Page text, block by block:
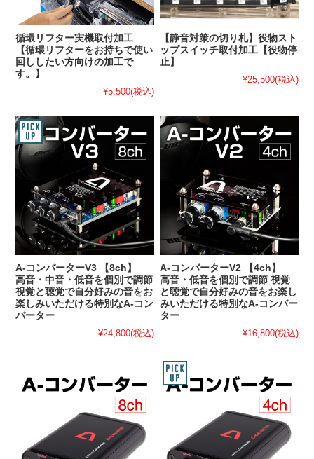
循環リフター実機取付加工
【循環リフターをお持ちで使い
回ししたい方向けの加工で
す。】
¥5,500(税込)
【静音対策の切り札】役物スト
ップスイッチ取付加工【役物停
止】
¥25,500(税込)
A-コンバーターV3 【8ch】
高音・中音・低音を個別で調節
視覚と聴覚で自分好みの音をお
楽しみいただける特別なA-コン
バーター
¥24,800(税込)
A-コンバーターV2 【4ch】
高音・低音を個別で調節 視覚
と聴覚で自分好みの音をお楽し
みいただける特別なA-コンバー
ター
¥16,800(税込)